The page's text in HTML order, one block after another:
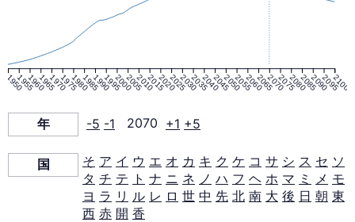
ド
2070
年
1950195519601965197019751980198519901995200020052010201520202025203020352040204520502055206020652070207520802085209020952100
年 -5 -1 2070 +1 +5
国 そ ア イ ウ エ オ カ キ ク ケ コ サ シ ス セ ソ
タ チ テ ト ナ ニ ネ ノ ハ フ ヘ ホ マ ミ メ モ
ヨ ラ リ ル レ ロ 世 中 先 北 南 大 後 日 朝 東
西 赤 開 香